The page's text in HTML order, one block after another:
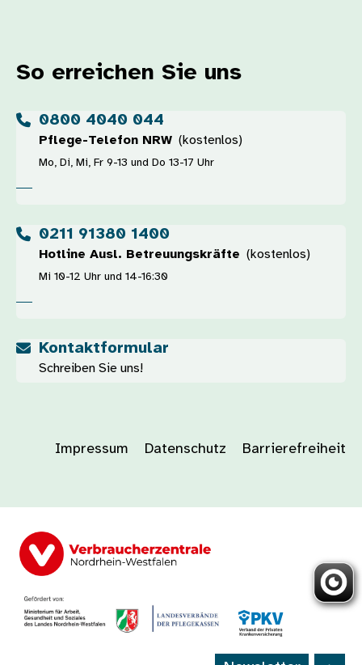
So erreichen Sie uns
0800 4040 044
Pflege-Telefon NRW (kostenlos)
Mo, Di, Mi, Fr 9-13 und Do 13-17 Uhr
0211 91380 1400
Hotline Ausl. Betreuungskräfte (kostenlos)
Mi 10-12 Uhr und 14-16:30
Kontaktformular
Schreiben Sie uns!
Impressum Datenschutz Barrierefreiheit